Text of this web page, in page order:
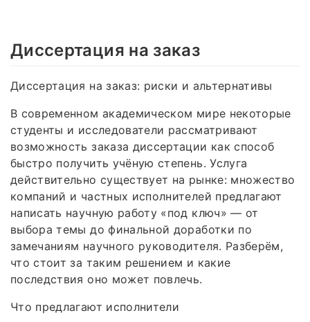
Диссертация на заказ
Диссертация на заказ: риски и альтернативы
В современном академическом мире некоторые
студенты и исследователи рассматривают
возможность заказа диссертации как способ
быстро получить учёную степень. Услуга
действительно существует на рынке: множество
компаний и частных исполнителей предлагают
написать научную работу «под ключ» — от
выбора темы до финальной доработки по
замечаниям научного руководителя. Разберём,
что стоит за таким решением и какие
последствия оно может повлечь.
Что предлагают исполнители